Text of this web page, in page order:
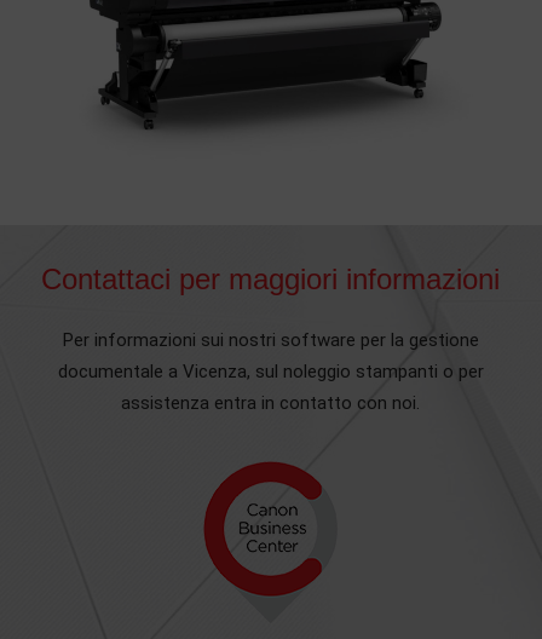
Contattaci per maggiori informazioni
Per informazioni sui nostri software per la gestione
documentale a Vicenza, sul noleggio stampanti o per
assistenza entra in contatto con noi.